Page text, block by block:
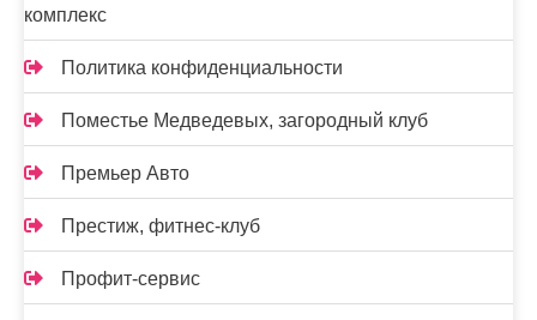
комплекс
Политика конфиденциальности
Поместье Медведевых, загородный клуб
Премьер Авто
Престиж, фитнес-клуб
Профит-сервис